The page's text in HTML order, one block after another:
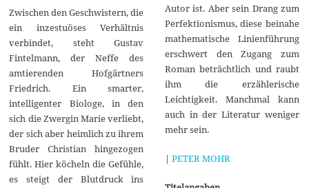
Zwischen den Geschwistern, die
ein inzestuöses Verhältnis
verbindet, steht Gustav
Fintelmann, der Neffe des
amtierenden Hofgärtners
Friedrich. Ein smarter,
intelligenter Biologe, in den
sich die Zwergin Marie verliebt,
der sich aber heimlich zu ihrem
Bruder Christian hingezogen
fühlt. Hier köcheln die Gefühle,
es steigt der Blutdruck ins
Autor ist. Aber sein Drang zum
Perfektionismus, diese beinahe
mathematische Linienführung
erschwert den Zugang zum
Roman beträchtlich und raubt
ihm die erzählerische
Leichtigkeit. Manchmal kann
auch in der Literatur weniger
mehr sein.
| PETER MOHR